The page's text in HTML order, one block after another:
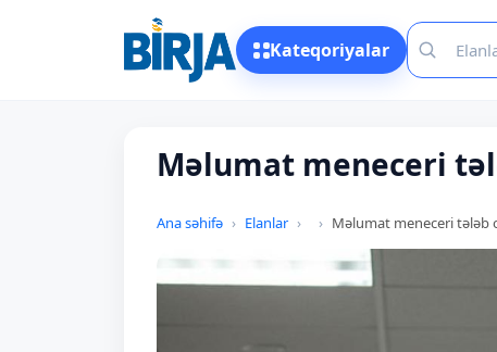
Kateqoriyalar
Məlumat meneceri
Ana səhifə Elanlar Məlumat meneceri tələb